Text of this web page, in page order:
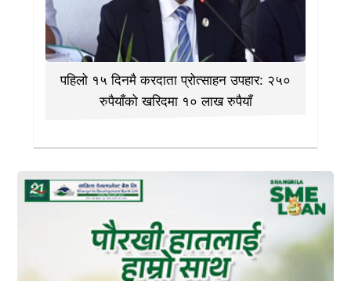
पहिलो १५ दिनमै करदाता प्रोत्साहन उपहार: २५०
रुपैयाँको खरिदमा १० लाख रुपैयाँ